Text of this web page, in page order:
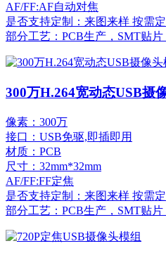
AF/FF:AF自动对焦
是否支持定制：来图来样 按需定
部分工艺：PCB生产，SMT贴
300万H.264宽动态USB摄
像素：300万
接口：USB免驱,即插即用
材质：PCB
尺寸：32mm*32mm
AF/FF:FF定焦
是否支持定制：来图来样 按需定
部分工艺：PCB生产，SMT贴